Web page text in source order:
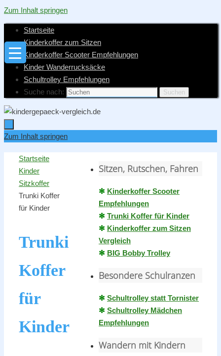
Zum Inhalt springen
Startseite
Kinderkoffer zum Sitzen
Kinderkoffer Scooter Empfehlungen
Kinder Wanderrucksäcke
Schultrolley Empfehlungen
Suche nach:
Suchen
Zum Inhalt springen
Startseite
Kinder
Sitzkoffer
Trunki Koffer
für Kinder
Trunki
Koffer
für
Kinder
Sitzen, Rutschen, Fahren
✻ Kinderkoffer Scooter
Empfehlungen
✻ Trunki Koffer für Kinder
✻ Kinderkoffer zum Sitzen
Vergleich
✻ BIG Bobby Trolley
Besondere Schulranzen
✻ Schultrolley statt Tornister
✻ Schultrolley Mädchen
Empfehlungen
Wandern mit Kindern